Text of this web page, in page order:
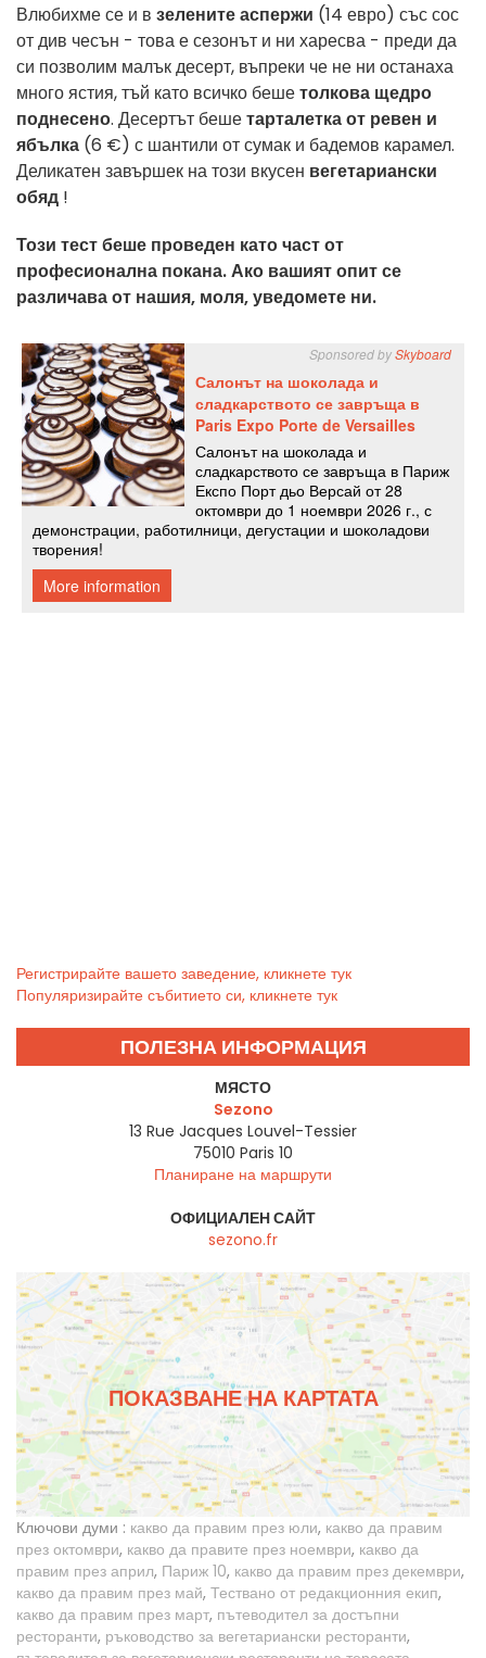
Влюбихме се и в зелените аспержи (14 евро) със сос
от див чесън - това е сезонът и ни харесва - преди да
си позволим малък десерт, въпреки че не ни останаха
много ястия, тъй като всичко бешетолкова щедро
поднесено. Десертът бешетарталетка от ревен и
ябълка (6 €) с шантили от сумак и бадемов карамел.
Деликатен завършек на този вкусен вегетариански
обяд !
Този тест беше проведен като част от
професионална покана. Ако вашият опит се
различава от нашия, моля, уведомете ни.
Регистрирайте вашето заведение, кликнете тук
Популяризирайте събитието си, кликнете тук
ПОЛЕЗНА ИНФОРМАЦИЯ
МЯСТО
Sezono
13 Rue Jacques Louvel-Tessier
75010 Paris 10
Планиране на маршрути
ОФИЦИАЛЕН САЙТ
sezono.fr
ПОКАЗВАНЕ НА КАРТАТА
Ключови думи : какво да правим през юли, какво да правим
през октомври, какво да правите през ноември, какво да
правим през април, Париж 10, какво да правим през декември,
какво да правим през май, Тествано от редакционния екип,
какво да правим през март, пътеводител за достъпни
ресторанти, ръководство за вегетариански ресторанти,